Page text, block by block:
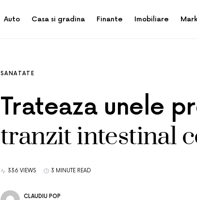
Auto Casa si gradina Finante Imobiliare
SANATATE
Trateaza unele
tranzit intestinal
336 VIEWS 3 MINUTE READ
CLAUDIU POP